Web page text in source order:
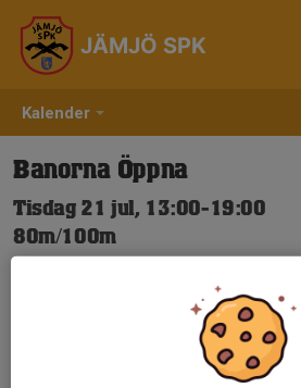
Kalender
JÄMJÖ SPK
Banorna Öppna
Tisdag 21 jul, 13:00-19:00
80m/100m
Nya Skjuttider-igen.pdf